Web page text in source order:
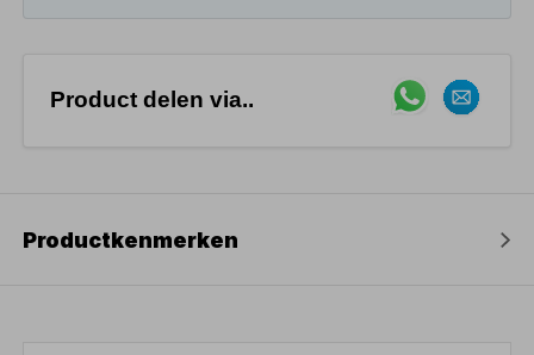
Product delen via..
Productkenmerken